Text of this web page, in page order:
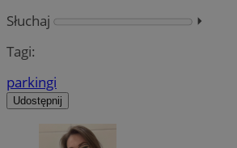
Słuchaj
⏵︎
Tagi:
parkingi
Udostępnij